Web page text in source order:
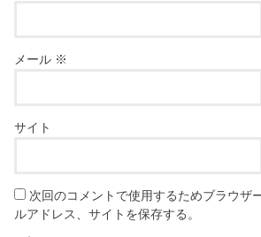
メール ※
サイト
次回のコメントで使用するためブラウザ
ルアドレス、サイトを保存する。